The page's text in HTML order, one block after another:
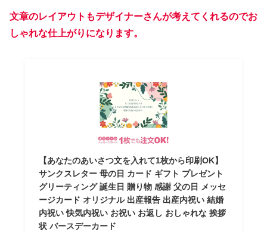
文章のレイアウトもデザイナーさんが考えてくれるのでお
しゃれな仕上がりになります。
【あなたのあいさつ文を入れて1枚から印刷OK】
サンクスレター 母の日 カード ギフト プレゼント
グリーティング 誕生日 贈り物 感謝 父の日 メッセ
ージカード オリジナル 出産報告 出産内祝い 結婚
内祝い 快気内祝い お祝い お返し おしゃれな 挨拶
状 バースデーカード